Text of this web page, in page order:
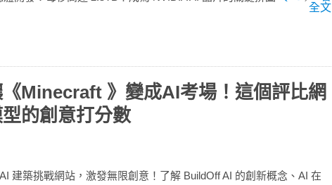
全文
Minecraft 》變成AI考場！這個評比網
的創意打分數
建築挑戰網站，激發無限創意！了解 BuildOff AI 的創新概念、AI 在